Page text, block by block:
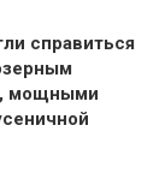
справиться
мощными